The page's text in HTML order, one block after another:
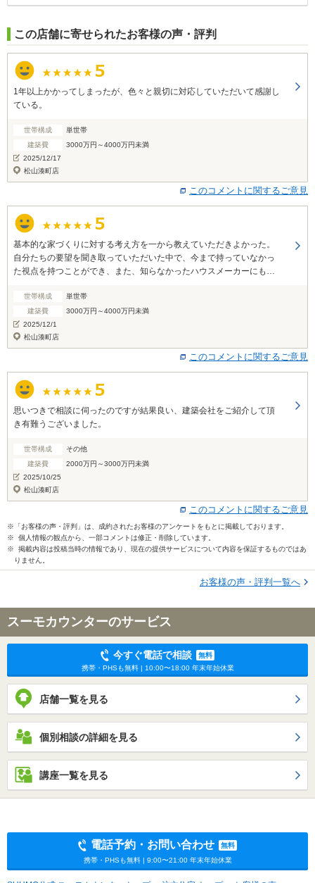
この店舗に寄せられたお客様の声・評判
1年以上かかってしまったが、色々と親切に対応していただいて感謝し
ている。
世帯構成
単世帯
建築費
3000万円～4000万円未満
2025/12/17
松山湊町店
このコメントに関するご意見
基本的な家づくりに対する考え方を一から教えていただきよかった。
自分たちの要望を聞き取っていただいた中で、今まで持っていなかっ
た視点を持つことができ、また、知らなかったハウスメーカーにも出
世帯構成
単世帯
建築費
3000万円～4000万円未満
2025/12/1
松山湊町店
このコメントに関するご意見
思いつきで相談に伺ったのですが結果良い、建築会社をご紹介して頂
き有難うございました。
世帯構成
その他
建築費
2000万円～3000万円未満
2025/10/25
松山湊町店
このコメントに関するご意見
※「お客様の声・評判」は、成約されたお客様のアンケートをもとに掲載しております。
※ 個人情報の観点から、一部コメントは修正・削除しています。
※ 掲載内容は投稿当時の情報であり、現在の提供サービスについて内容を保証するものではあ
りません。
お客様の声・評判一覧へ
スーモカウンターのサービス
今すぐ電話で相談
無料
携帯・PHSも無料 | 10:00〜18:00 年末年始休業
店舗一覧を見る
個別相談の詳細を見る
講座一覧を見る
電話予約・お問い合わせ
無料
携帯・PHSも無料 | 9:00〜21:00 年末年始休業